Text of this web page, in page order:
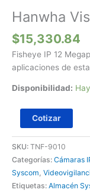
Hanwha
$15,330.84
Fisheye IP 12
aplicaciones de
Disponibilidad:
Cotizar
SKU: TNF-9010
Categorías: Cámaras
Syscom,
Etiquetas: Almacén